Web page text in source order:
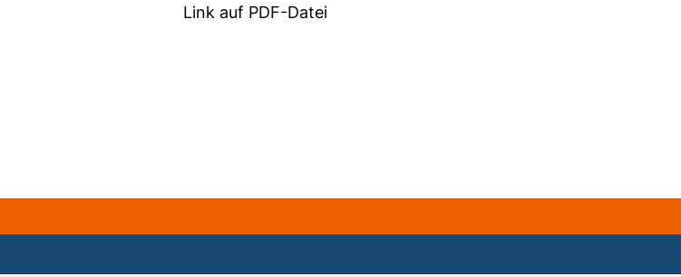
Link auf PDF-Datei